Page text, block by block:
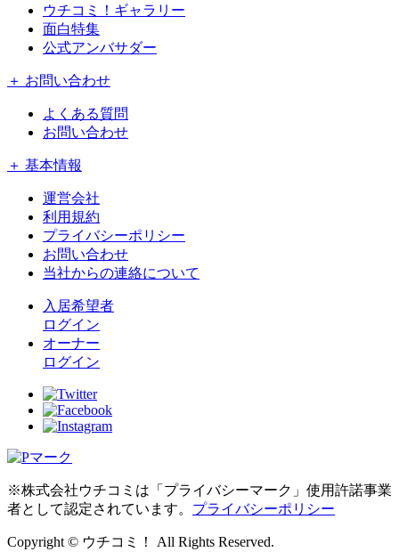
ウチコミ！ギャラリー
面白特集
公式アンバサダー
＋ お問い合わせ
よくある質問
お問い合わせ
＋ 基本情報
運営会社
利用規約
プライバシーポリシー
お問い合わせ
当社からの連絡について
入居希望者
ログイン
オーナー
ログイン
※株式会社ウチコミは「プライバシーマーク」使用許諾事業
者として認定されています。 プライバシーポリシー
Copyright © ウチコミ！ All Rights Reserved.